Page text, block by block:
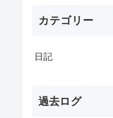
カテゴリー
日記
過去ログ